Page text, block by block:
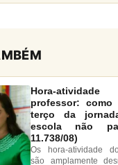
Hora-
professor: como
terço da
escola não
11.738/08)
Os hora-atividade
são amplamente